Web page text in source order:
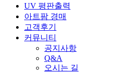
UV 평판출력
아트팜 경매
고객후기
커뮤니티
공지사항
Q&A
오시는 길